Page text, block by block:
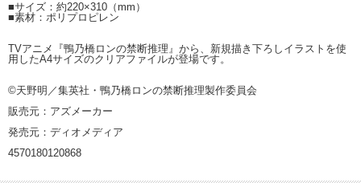
■サイズ：約220×310（mm）
■素材：ポリプロピレン
TVアニメ『鴨乃橋ロンの禁断推理』から、新規描き下ろしイラストを使
用したA4サイズのクリアファイルが登場です。
©天野明／集英社・鴨乃橋ロンの禁断推理製作委員会
販売元：アズメーカー
発売元：ディオメディア
4570180120868